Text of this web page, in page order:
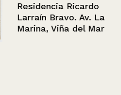
Residencia Ricardo
Larraín Bravo. Av. La
Marina, Viña del Mar